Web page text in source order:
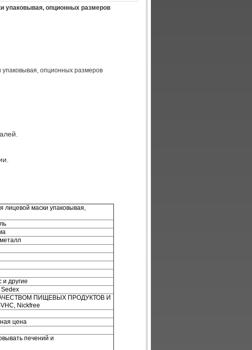
упаковывая, опционных размеров
упаковывая, опционных размеров
лицевой маски упаковывая,
и другие
Sedex
ПИЩЕВЫХ ПРОДУКТОВ И
Nickfree
цена
печений и